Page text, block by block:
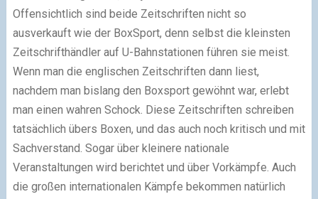
Offensichtlich sind beide Zeitschriften nicht so
ausverkauft wie der BoxSport, denn selbst die kleinsten
Zeitschrifthändler auf U-Bahnstationen führen sie meist.
Wenn man die englischen Zeitschriften dann liest,
nachdem man bislang den Boxsport gewöhnt war, erlebt
man einen wahren Schock. Diese Zeitschriften schreiben
tatsächlich übers Boxen, und das auch noch kritisch und mit
Sachverstand. Sogar über kleinere nationale
Veranstaltungen wird berichtet und über Vorkämpfe. Auch
die großen internationalen Kämpfe bekommen natürlich